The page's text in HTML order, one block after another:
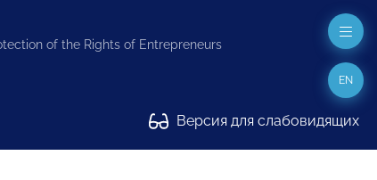
of the Rights of Entrepreneurs
Версия для слабовидящих
EN